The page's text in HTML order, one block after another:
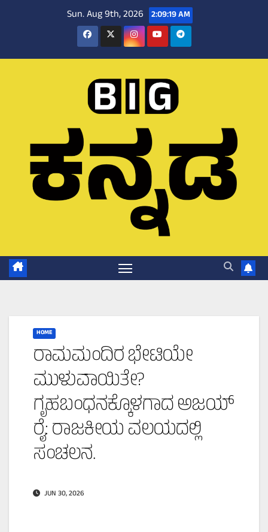
Sun. Aug 9th, 2026 2:09:20 AM
HOME
ರಾಮಮಂದಿರ ಭೇಟಿಯೇ
ಮುಳುವಾಯಿತೇ?
ಗೃಹಬಂಧನಕ್ಕೊಳಗಾದ ಅಜಯ್
ರೈ: ರಾಜಕೀಯ ವಲಯದಲ್ಲಿ
ಸಂಚಲನ.
JUN 30, 2026